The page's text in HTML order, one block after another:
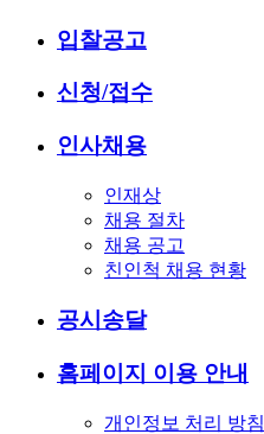
입찰공고
신청/접수
인사채용
인재상
채용 절차
채용 공고
친인척 채용 현황
공시송달
홈페이지 이용 안내
개인정보 처리 방침